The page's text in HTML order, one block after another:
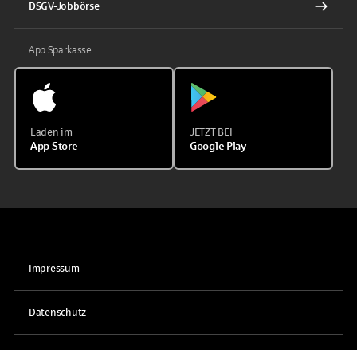
DSGV-Jobbörse
App Sparkasse
Laden im
App Store
JETZT BEI
Google Play
Impressum
Datenschutz